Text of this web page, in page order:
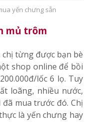
yến chưng sẵn
mủ trôm
chị từng được bạn bè
shop online để bồi
lốc 6 lọ. Tuy
loãng, nhiều nước,
mua trước đó. Chị
là yến chưng hay